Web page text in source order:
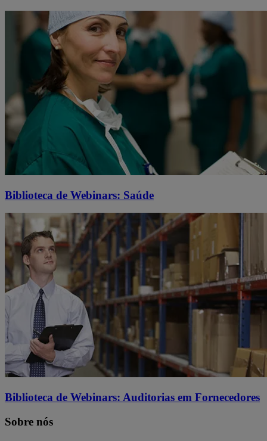
Biblioteca de Webinars: Saúde
Biblioteca de Webinars: Auditorias em Fornecedores
Sobre nós